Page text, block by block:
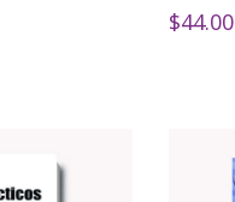
$44.00